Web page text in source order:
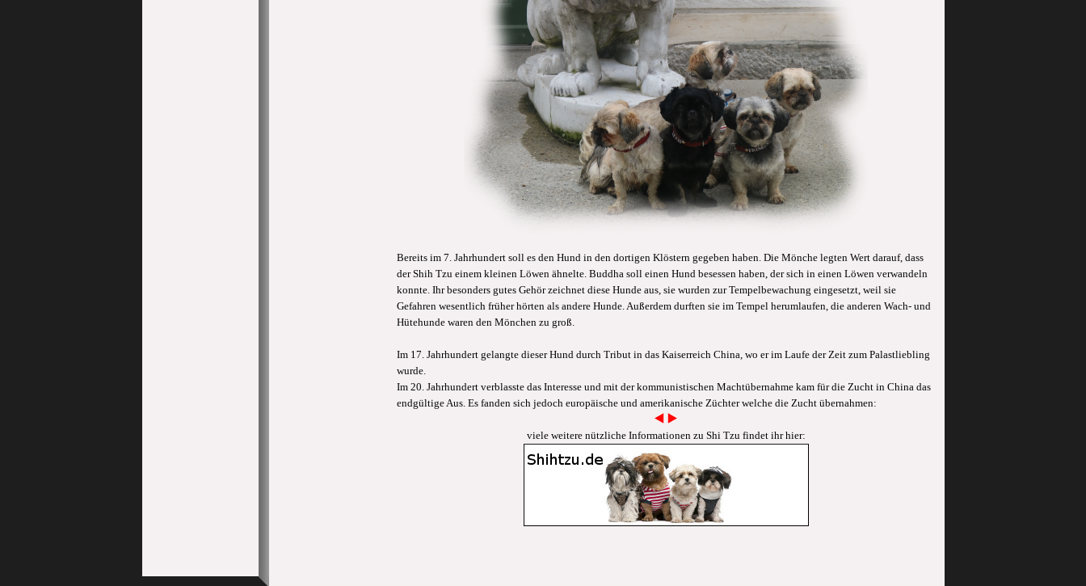
Bereits im 7. Jahrhundert soll es den Hund in den dortigen Klöstern gegeben haben. Die Mönche legten Wert darauf, dass
der Shih Tzu einem kleinen Löwen ähnelte. Buddha soll einen Hund besessen haben, der sich in einen Löwen verwandeln
konnte. Ihr besonders gutes Gehör zeichnet diese Hunde aus, sie wurden zur Tempelbewachung eingesetzt, weil sie
Gefahren wesentlich früher hörten als andere Hunde. Außerdem durften sie im Tempel herumlaufen, die anderen Wach- und
Hütehunde waren den Mönchen zu groß.
Im 17. Jahrhundert gelangte dieser Hund durch Tribut in das Kaiserreich China, wo er im Laufe der Zeit zum Palastliebling
wurde.
Im 20. Jahrhundert verblasste das Interesse und mit der kommunistischen Machtübernahme kam für die Zucht in China das
endgültige Aus. Es fanden sich jedoch europäische und amerikanische Züchter welche die Zucht übernahmen:
viele weitere nützliche Informationen zu Shi Tzu findet ihr hier: